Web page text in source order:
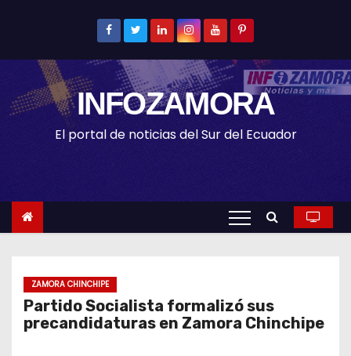
t
e
INFOZAMORA
El portal de noticias del Sur del Ecuador
ZAMORA CHINCHIPE
Partido Socialista formalizó sus
precandidaturas en Zamora Chinchipe